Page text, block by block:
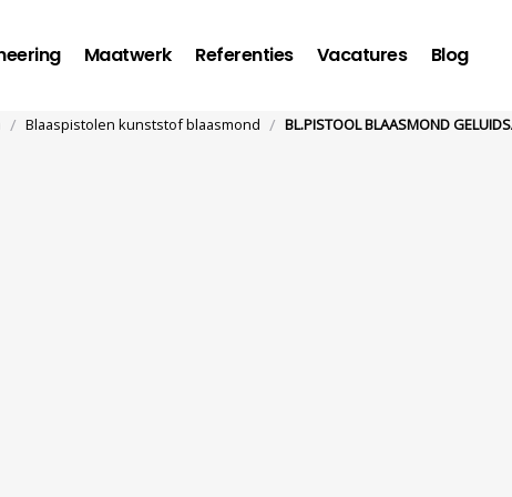
Maatwerk Referenties Vacatures Blog
/ Blaaspistolen kunststof blaasmond / BL.PISTOOL BLAASMOND